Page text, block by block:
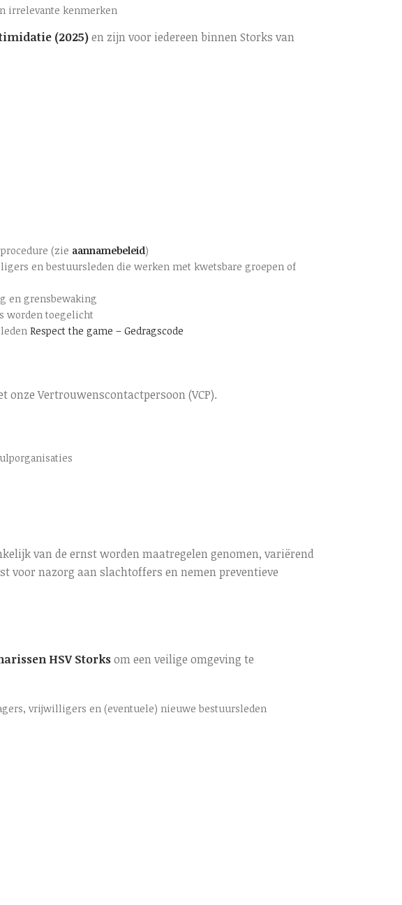
irrelevante kenmerken
(2025)en zijn voor iedereen binnen Storks van
(zie aannamebeleid)
en bestuursleden die werken met kwetsbare groepen of
en grensbewaking
worden toegelicht
Respect the game – Gedragscode
Vertrouwenscontactpersoon (VCP).
van de ernst worden maatregelen genomen, variërend
nazorg aan slachtoffers en nemen preventieve
HSV Storksom een veilige omgeving te
vrijwilligers en (eventuele) nieuwe bestuursleden